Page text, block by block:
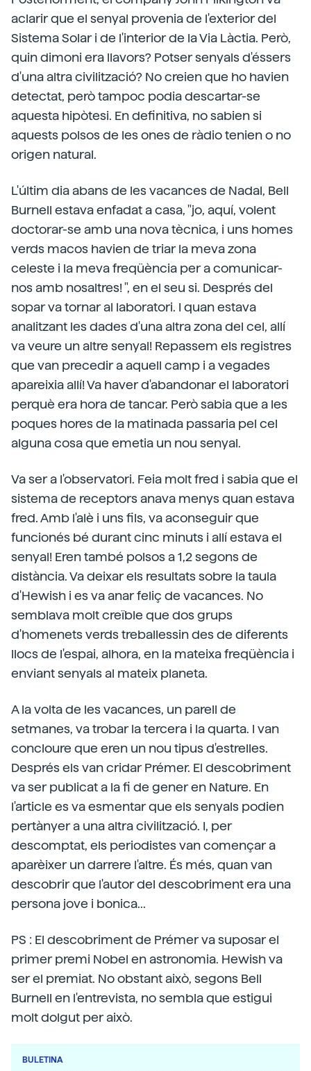
aclarir que el senyal provenia de l'exterior del
Sistema Solar i de l'interior de la Via Làctia. Però,
quin dimoni era llavors? Potser senyals d'éssers
d'una altra civilització? No creien que ho havien
detectat, però tampoc podia descartar-se
aquesta hipòtesi. En definitiva, no sabien si
aquests polsos de les ones de ràdio tenien o no
origen natural.
L'últim dia abans de les vacances de Nadal, Bell
Burnell estava enfadat a casa, "jo, aquí, volent
doctorar-se amb una nova tècnica, i uns homes
verds macos havien de triar la meva zona
celeste i la meva freqüència per a comunicar-
nos amb nosaltres! ", en el seu si. Després del
sopar va tornar al laboratori. I quan estava
analitzant les dades d'una altra zona del cel, allí
va veure un altre senyal! Repassem els registres
que van precedir a aquell camp i a vegades
apareixia allí! Va haver d'abandonar el laboratori
perquè era hora de tancar. Però sabia que a les
poques hores de la matinada passaria pel cel
alguna cosa que emetia un nou senyal.
Va ser a l'observatori. Feia molt fred i sabia que el
sistema de receptors anava menys quan estava
fred. Amb l'alè i uns fils, va aconseguir que
funcionés bé durant cinc minuts i allí estava el
senyal! Eren també polsos a 1,2 segons de
distància. Va deixar els resultats sobre la taula
d'Hewish i es va anar feliç de vacances. No
semblava molt creïble que dos grups
d'homenets verds treballessin des de diferents
llocs de l'espai, alhora, en la mateixa freqüència i
enviant senyals al mateix planeta.
A la volta de les vacances, un parell de
setmanes, va trobar la tercera i la quarta. I van
concloure que eren un nou tipus d'estrelles.
Després els van cridar Prémer. El descobriment
va ser publicat a la fi de gener en Nature. En
l'article es va esmentar que els senyals podien
pertànyer a una altra civilització. I, per
descomptat, els periodistes van començar a
aparèixer un darrere l'altre. És més, quan van
descobrir que l'autor del descobriment era una
persona jove i bonica...
PS : El descobriment de Prémer va suposar el
primer premi Nobel en astronomia. Hewish va
ser el premiat. No obstant això, segons Bell
Burnell en l'entrevista, no sembla que estigui
molt dolgut per això.
BULETINA